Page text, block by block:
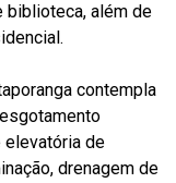
biblioteca, além de
contempla
elevatória de
drenagem de